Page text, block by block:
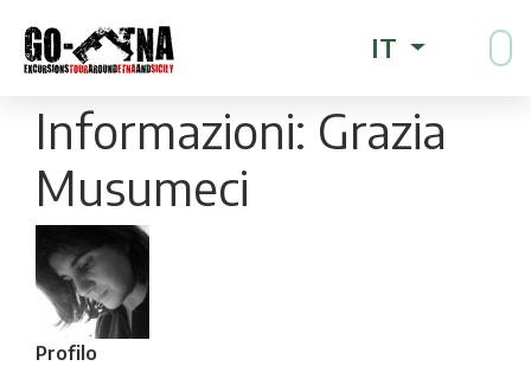
IT
Informazioni: Grazia
Musumeci
Profilo